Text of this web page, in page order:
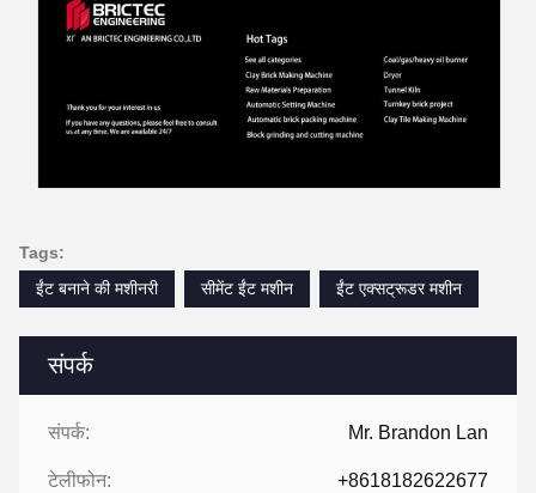
संपर्क
संपर्क: Mr. Brandon Lan
टेलीफोन: +8618182622677
Tags:
ईंट बनाने की मशीनरी
सीमेंट ईंट मशीन ईंट एक्सट्रूडर मशीन